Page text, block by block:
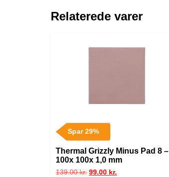
Relaterede varer
Spar 29%
Thermal Grizzly Minus Pad 8 –
100x 100x 1,0 mm
139.00kr. 99.00 kr.